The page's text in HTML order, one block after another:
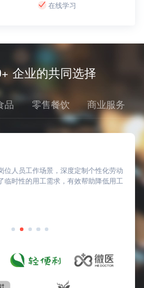
在线学习
企业的共同选择
品 零售餐饮 商业服务
位人员工作场景，深度定制个性化劳动
临时性的用工需求，有效帮助降低用工